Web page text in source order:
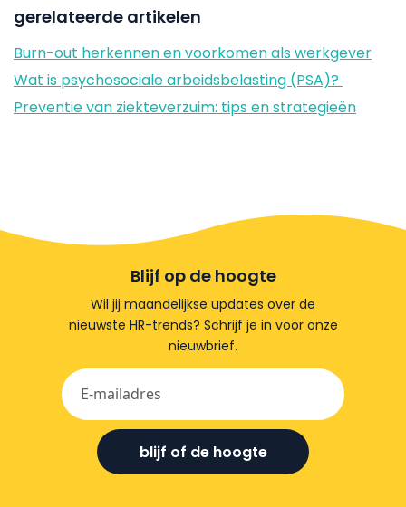
gerelateerde artikelen
Burn-out herkennen en voorkomen als werkgever
Wat is psychosociale arbeidsbelasting (PSA)?
Preventie van ziekteverzuim: tips en strategieën
Blijf op de hoogte
Wil jij maandelijkse updates over de
nieuwste HR-trends? Schrijf je in voor onze
nieuwbrief.
blijf of de hoogte